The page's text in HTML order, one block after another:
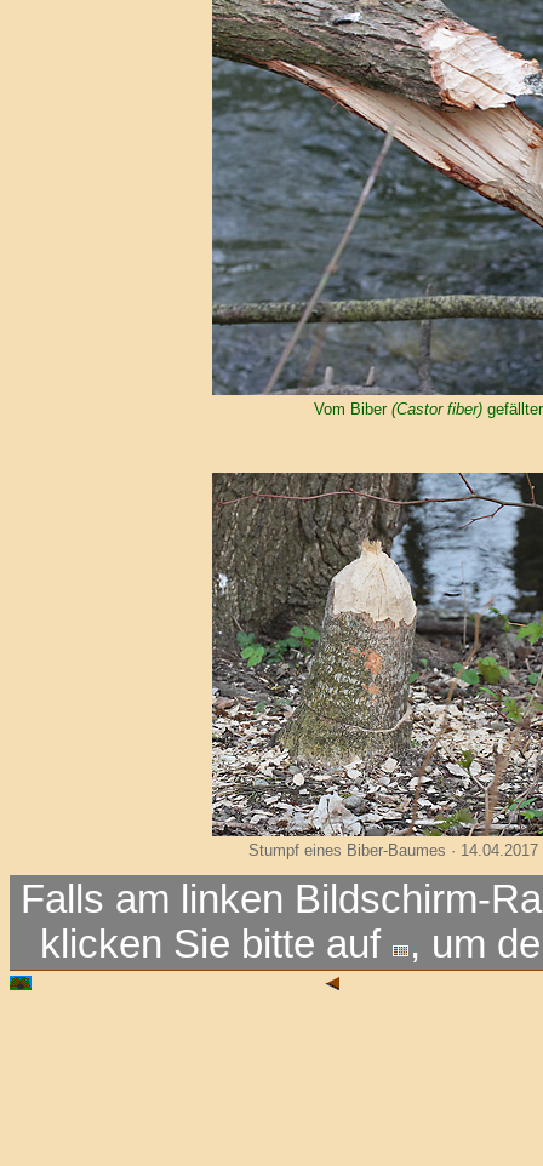
Vom Biber (Castor fiber)gefällter
Stumpf eines Biber-Baumes · 14.04.2017
Falls am linken Bildschirm-
klicken Sie bitte auf
, um